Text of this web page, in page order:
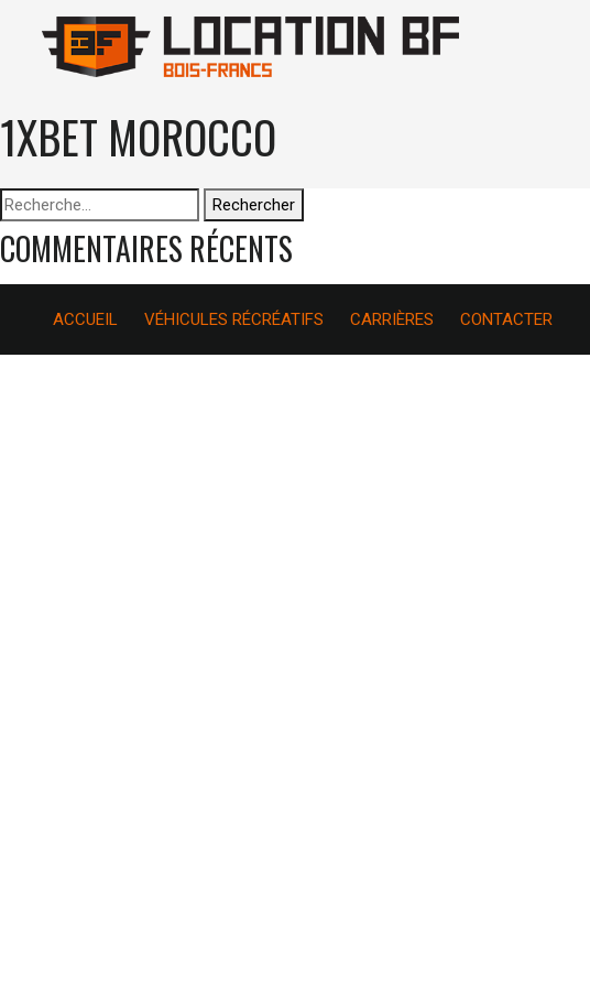
1XBET MOROCCO
Rechercher :
COMMENTAIRES RÉCENTS
ACCUEIL VÉHICULES RÉCRÉATIFS CARRIÈRES CONTACTER